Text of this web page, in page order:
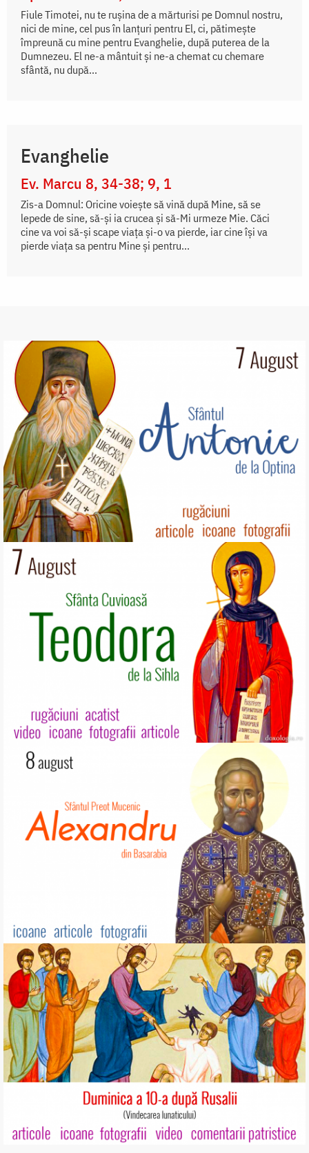
Fiule Timotei, nu te ruşina de a mărturisi pe Domnul nostru,
nici de mine, cel pus în lanţuri pentru El, ci, pătimeşte
împreună cu mine pentru Evanghelie, după puterea de la
Dumnezeu. El ne-a mântuit şi ne-a chemat cu chemare
sfântă, nu după...
Evanghelie
Ev. Marcu 8, 34-38; 9, 1
Zis-a Domnul: Oricine voiește să vină după Mine, să se
lepede de sine, să-și ia crucea și să-Mi urmeze Mie. Căci
cine va voi să-și scape viața și-o va pierde, iar cine își va
pierde viața sa pentru Mine și pentru...